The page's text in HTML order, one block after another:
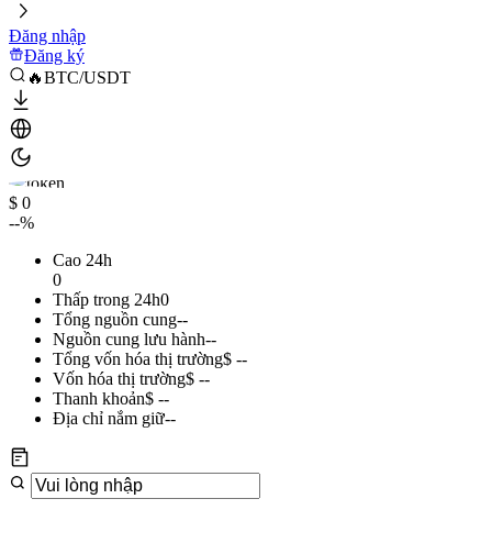
Đăng nhập
Đăng ký
🔥BTC/USDT
$ 0
--%
Cao 24h
0
Thấp trong 24h0
Tổng nguồn cung--
Nguồn cung lưu hành--
Tổng vốn hóa thị trường$ --
Vốn hóa thị trường$ --
Thanh khoản$ --
Địa chỉ nắm giữ--